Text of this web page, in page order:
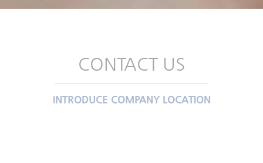
CONTACT US
INTRODUCE COMPANY LOCATION